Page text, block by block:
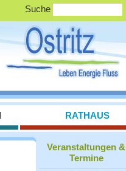
Suche
RATHAUS
Veranstaltungen &
Termine